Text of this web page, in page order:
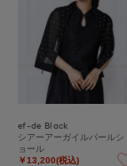
ef-de Black
シアーアーガイルパールシ
ョール
￥13,200(税込)